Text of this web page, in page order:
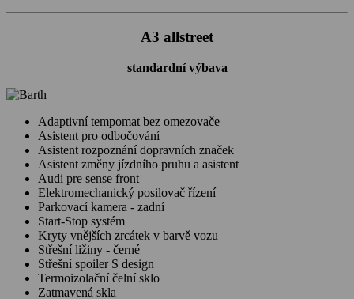
A3 allstreet
standardní výbava
Adaptivní tempomat bez omezovače
Asistent pro odbočování
Asistent rozpoznání dopravních značek
Asistent změny jízdního pruhu a asistent
Audi pre sense front
Elektromechanický posilovač řízení
Parkovací kamera - zadní
Start-Stop systém
Kryty vnějších zrcátek v barvě vozu
Střešní ližiny - černé
Střešní spoiler S design
Termoizolační čelní sklo
Zatmavená skla